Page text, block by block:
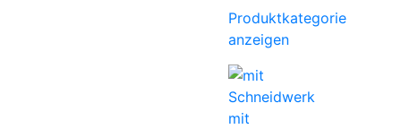
Produktkategorie
anzeigen
mit